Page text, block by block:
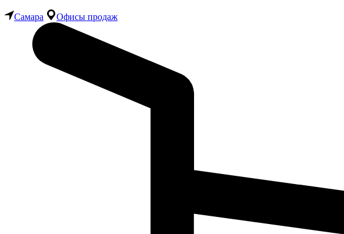
Самара Офисы продаж